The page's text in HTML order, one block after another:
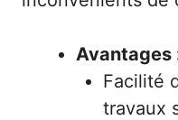
Avantages
Facilité
travaux